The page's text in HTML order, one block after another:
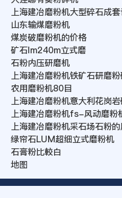
上海建冶磨粉机大型碎石成
山东输煤磨粉机
煤炭破磨粉机的价格
矿石lm240m立式磨
石粉内压研磨机
上海建冶磨粉机铁矿石研磨
农用磨粉机80目
上海建冶磨粉机意大利花岗
上海建冶磨粉机fs-风动磨粉
上海建冶磨粉机采石场石粉
绿帘石LUM超细立式磨粉机
石膏粉比較白
地图